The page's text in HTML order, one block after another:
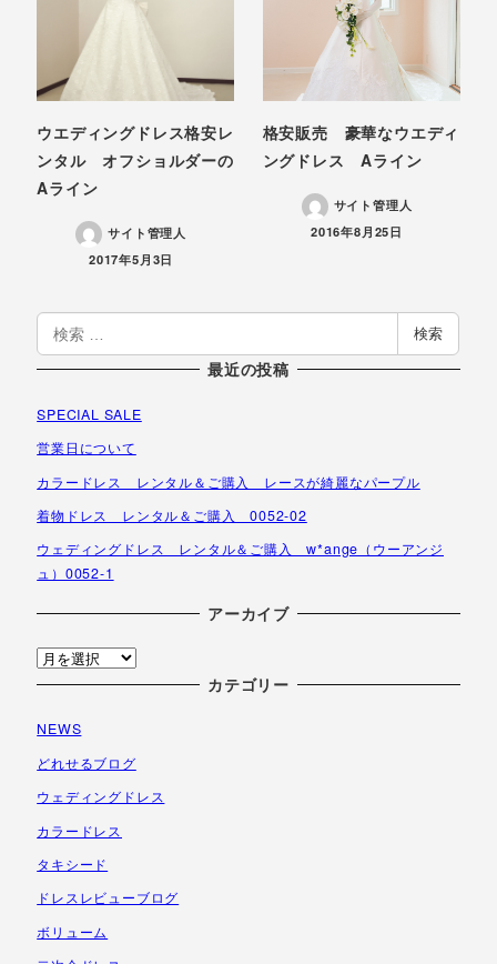
ウエディングドレス格安レ
ンタル オフショルダーの
Aライン
サイト管理人
投稿日
2017年5月3日
格安販売 豪華なウエディ
ングドレス Aライン
サイト管理人
投稿日
2016年8月25日
検
索
検索
最近の投稿
SPECIAL SALE
営業日について
カラードレス レンタル＆ご購入 レースが綺麗なパープル
着物ドレス レンタル＆ご購入 0052-02
ウェディングドレス レンタル＆ご購入 w*ange（ウーアンジ
ュ）0052-1
アーカイブ
ア
ー
イ
ブ
カテゴリー
NEWS
どれせるブログ
ウェディングドレス
カラードレス
タキシード
ドレスレビューブログ
ボリューム